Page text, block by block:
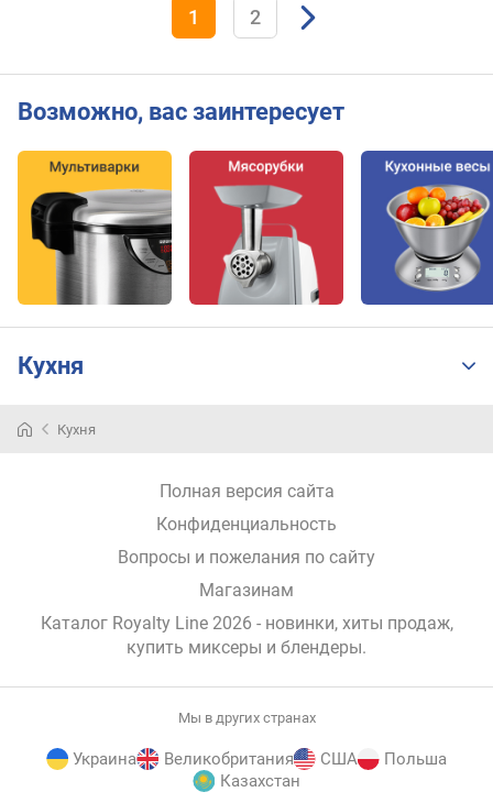
б
л
я
(
м
)
1 2
Возможно, вас заинтересует
Кухня
Кухня
Полная версия сайта
Конфиденциальность
Вопросы и пожелания по сайту
Магазинам
Каталог Royalty Line 2026 - новинки, хиты продаж,
купить миксеры и блендеры.
Мы в других странах
Украина Великобритания США
Польша
Казахстан